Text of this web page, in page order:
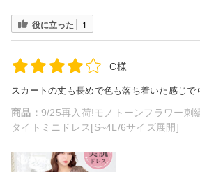
役に立った 1
C様
スカートの丈も長めで色も落ち着いた感じで
商品： 9/25再入荷!モノトーンフラワー刺
タイトミニドレス[S~4L/6サイズ展開]